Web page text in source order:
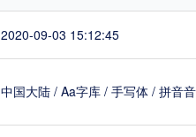
2020-09-03 15:12:45
中国大陆 / Aa字库 / 手写体 / 拼音